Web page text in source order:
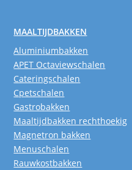
MAALTIJDBAKKEN
Aluminiumbakken
APET Octaviewschalen
Cateringschalen
Cpetschalen
Gastrobakken
Maaltijdbakken rechthoekig
Magnetron bakken
Menuschalen
Rauwkostbakken